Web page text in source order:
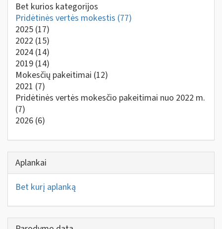
Bet kurios kategorijos
Pridėtinės vertės mokestis (77)
2025 (17)
2022 (15)
2024 (14)
2019 (14)
Mokesčių pakeitimai (12)
2021 (7)
Pridėtinės vertės mokesčio pakeitimai nuo 2022 m.
(7)
2026 (6)
Aplankai
Bet kurį aplanką